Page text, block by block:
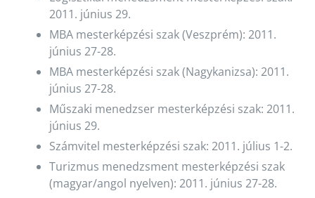
2011. június 29.
MBA mesterképzési szak (Veszprém): 2011.
június 27-28.
MBA mesterképzési szak (Nagykanizsa): 2011.
június 27-28.
Műszaki menedzser mesterképzési szak: 2011.
június 29.
Számvitel mesterképzési szak: 2011. július 1-2.
Turizmus menedzsment mesterképzési szak
(magyar/angol nyelven): 2011. június 27-28.